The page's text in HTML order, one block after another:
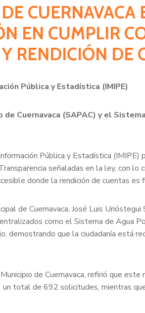
CUERNAVACA
EN CUMPLIR
RENDICIÓN DE
Pública y Estadística (IMIPE)
Cuernavaca (SAPAC) y el
Pública y Estadística
señaladas en la ley, con lo
donde la rendición de cuentas es
de Cuernavaca, José Luis
como el Sistema de Agua
demostrando que la ciudadanía está
de Cuernavaca, refirió que
total de 692 solicitudes, mientras